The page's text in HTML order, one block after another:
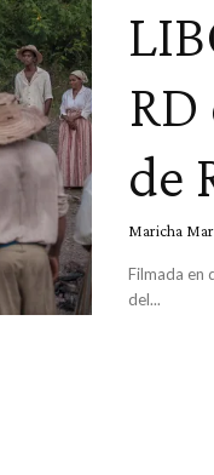
de
Maricha
Filmada en
del...